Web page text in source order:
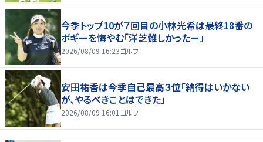
今季トップ10が７回目の小林光希は最終18番の
ボギーを悔やむ「洋芝難しかったー」
2026/08/09 16:23ゴルフ
安田祐香は今季自己最高３位「納得はいかない
が、やるべきことはできた」
2026/08/09 16:01 ゴルフ